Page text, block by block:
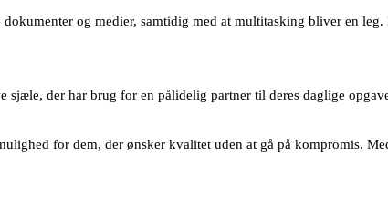
og medier, samtidig med at multitasking bliver en
sjæle, der har brug for en pålidelig partner til deres daglige
for dem, der ønsker kvalitet uden at gå på kompromis.